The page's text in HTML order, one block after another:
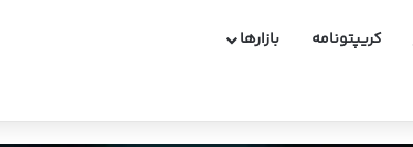
کریپتونامه بازارها